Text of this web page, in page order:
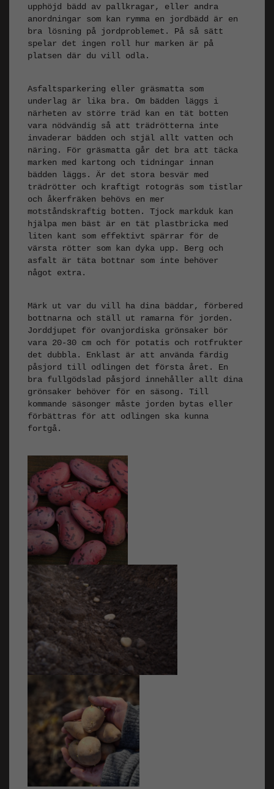
upphöjd bädd av pallkragar, eller andra
anordningar som kan rymma en jordbädd är en
bra lösning på jordproblemet. På så sätt
spelar det ingen roll hur marken är på
platsen där du vill odla.
Asfaltsparkering eller gräsmatta som
underlag är lika bra. Om bädden läggs i
närheten av större träd kan en tät botten
vara nödvändig så att trädrötterna inte
invaderar bädden och stjäl allt vatten och
näring. För gräsmatta går det bra att täcka
marken med kartong och tidningar innan
bädden läggs. Är det stora besvär med
trädrötter och kraftigt rotogräs som tistlar
och åkerfräken behövs en mer
motståndskraftig botten. Tjock markduk kan
hjälpa men bäst är en tät plastbricka med
liten kant som effektivt spärrar för de
värsta rötter som kan dyka upp. Berg och
asfalt är täta bottnar som inte behöver
något extra.
Märk ut var du vill ha dina bäddar, förbered
bottnarna och ställ ut ramarna för jorden.
Jorddjupet för ovanjordiska grönsaker bör
vara 20-30 cm och för potatis och rotfrukter
det dubbla. Enklast är att använda färdig
påsjord till odlingen det första året. En
bra fullgödslad påsjord innehåller allt dina
grönsaker behöver för en säsong. Till
kommande säsonger måste jorden bytas eller
förbättras för att odlingen ska kunna
fortgå.